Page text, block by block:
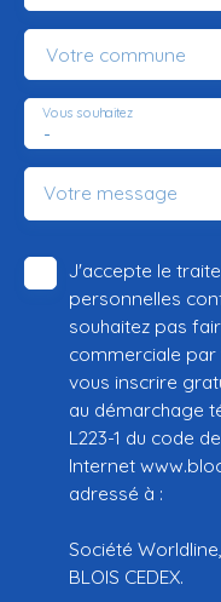
Votre commune
-
Vous souhaitez
Votre message
J'accepte le
personnelles
souhaitez pas
commerciale par
vous inscrire
au démarchage
L223-1 du code
Internet
adressé à :
Société Worldline,
BLOIS CEDEX.